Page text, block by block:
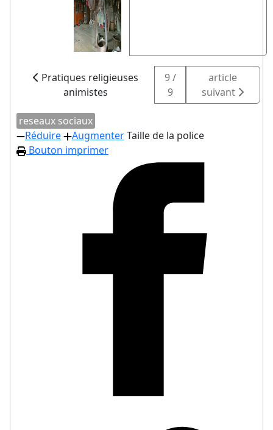
Pratiques religieuses
animistes
9 /
9
article
suivant
reseaux sociaux
Réduire
AugmenterTaille de la police
Bouton imprimer